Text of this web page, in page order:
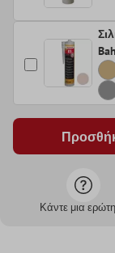
Κάντε μια